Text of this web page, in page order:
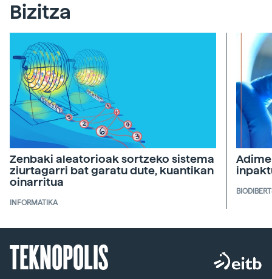
Bizitza
Zenbaki aleatorioak sortzeko sistema
ziurtagarri bat garatu dute, kuantikan
oinarritua
INFORMATIKA
TEKNOPOLIS